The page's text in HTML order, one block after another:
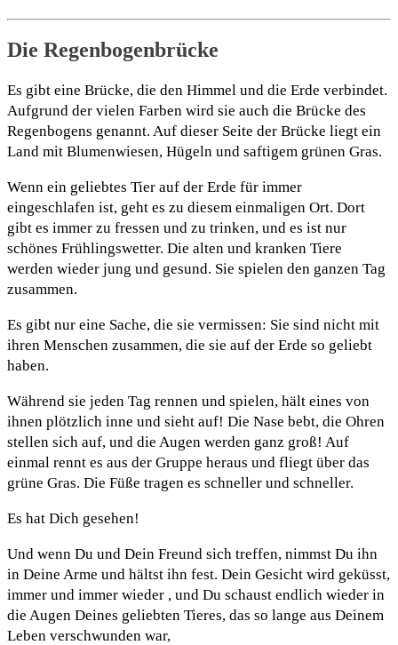
Die Regenbogenbrücke
Es gibt eine Brücke, die den Himmel und die Erde verbindet.
Aufgrund der vielen Farben wird sie auch die Brücke des
Regenbogens genannt. Auf dieser Seite der Brücke liegt ein
Land mit Blumenwiesen, Hügeln und saftigem grünen Gras.
Wenn ein geliebtes Tier auf der Erde für immer
eingeschlafen ist, geht es zu diesem einmaligen Ort. Dort
gibt es immer zu fressen und zu trinken, und es ist nur
schönes Frühlingswetter. Die alten und kranken Tiere
werden wieder jung und gesund. Sie spielen den ganzen Tag
zusammen.
Es gibt nur eine Sache, die sie vermissen: Sie sind nicht mit
ihren Menschen zusammen, die sie auf der Erde so geliebt
haben.
Während sie jeden Tag rennen und spielen, hält eines von
ihnen plötzlich inne und sieht auf! Die Nase bebt, die Ohren
stellen sich auf, und die Augen werden ganz groß! Auf
einmal rennt es aus der Gruppe heraus und fliegt über das
grüne Gras. Die Füße tragen es schneller und schneller.
Es hat Dich gesehen!
Und wenn Du und Dein Freund sich treffen, nimmst Du ihn
in Deine Arme und hältst ihn fest. Dein Gesicht wird geküsst,
immer und immer wieder , und Du schaust endlich wieder in
die Augen Deines geliebten Tieres, das so lange aus Deinem
Leben verschwunden war,